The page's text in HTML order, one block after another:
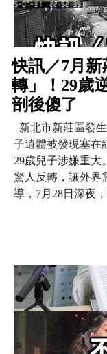
快訊／7月
轉」！29歲
剖後傻了
新北市新莊區發
子遺體被發現塞在
29歲兒子涉嫌重大
驚人反轉，讓外界
導，7月28日深夜